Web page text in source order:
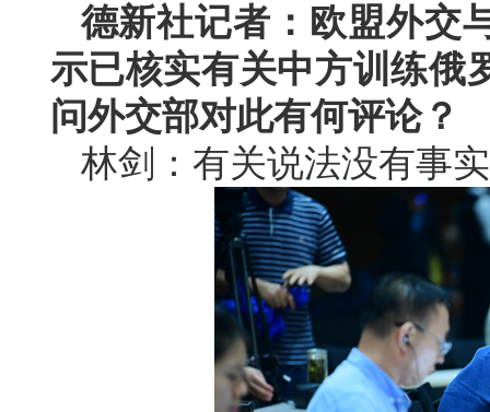
德新社记者：欧盟外交
示已核实有关中方训练俄
问外交部对此有何评论？
林剑：有关说法没有事